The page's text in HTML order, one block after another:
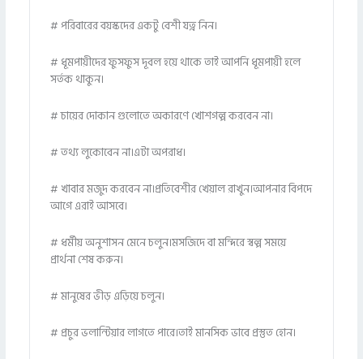
# পরিবারের বয়স্কদের একটু বেশী যত্ন নিন।
# ধূমপায়ীদের ফুসফুস দূবল হয়ে থাকে তাই আপনি ধূমপায়ী হলে
সর্তক থাকুন।
# চায়ের দোকান গুলোতে অকারণে খোশগল্প করবেন না।
# তথ্য লুকোবেন না।এটা অপরাধ।
# খাবার মজুদ করবেন না।প্রতিবেশীর খেয়াল রাখুন।আপনার বিপদে
আগে এরাই আসবে।
# ধর্মীয় অনুশাসন মেনে চলুন।মসজিদে বা মন্দিরে স্বল্প সময়ে
প্রার্থনা শেষ করুন।
# মানুষের ভীড় এড়িয়ে চলুন।
# প্রচুর ভলান্টিয়ার লাগতে পারে।তাই মানসিক ভাবে প্রস্তুত হোন।